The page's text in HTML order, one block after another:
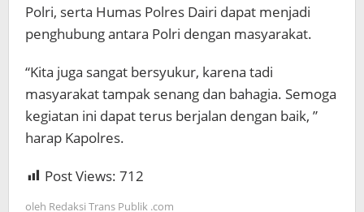
Polri, serta Humas Polres Dairi dapat menjadi
penghubung antara Polri dengan masyarakat.
“Kita juga sangat bersyukur, karena tadi
masyarakat tampak senang dan bahagia. Semoga
kegiatan ini dapat terus berjalan dengan baik, ”
harap Kapolres.
Post Views: 712
oleh Redaksi Trans Publik .com